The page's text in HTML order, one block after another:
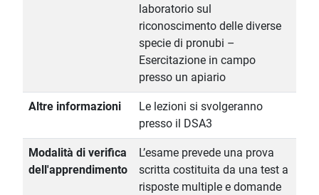
laboratorio sul
riconoscimento delle diverse
specie di pronubi –
Esercitazione in campo
presso un apiario
Altre informazioni
Le lezioni si svolgeranno
presso il DSA3
Modalità di verifica
dell'apprendimento
L’esame prevede una prova
scritta costituita da una test a
risposte multiple e domande